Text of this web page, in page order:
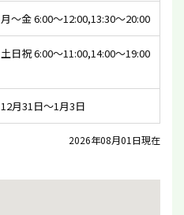
月〜金 6:00〜12:00,13:30〜20:00
土日祝 6:00〜11:00,14:00〜19:00
12月31日〜1月3日
2026年08月01日現在